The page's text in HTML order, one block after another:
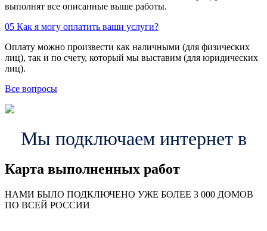
выполнят все описанные выше работы.
05 Как я могу оплатить ваши услуги?
Оплату можно произвести как наличными (для физических
лиц), так и по счету, который мы выставим (для юридических
лиц).
Все вопросы
Мы подключаем интернет в
Карта выполненных работ
НАМИ БЫЛО ПОДКЛЮЧЕНО УЖЕ БОЛЕЕ 3 000 ДОМОВ
ПО ВСЕЙ РОССИИ
57
99
48